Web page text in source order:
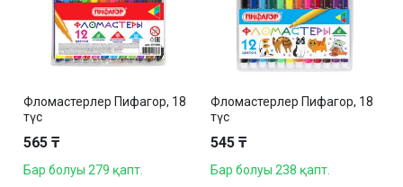
Фломастерлер Пифагор, 18
түс
565 ₸
Бар болуы 279 қапт.
Фломастерлер Пифагор, 18
түс
545 ₸
Бар болуы 238 қапт.